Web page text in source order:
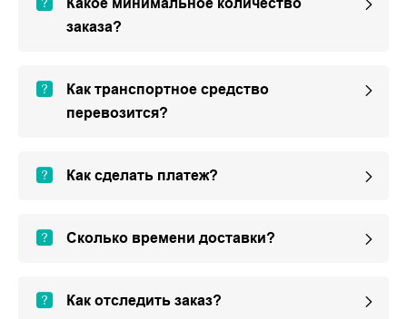
заказа?
Как транспортное средство
перевозится?
Как сделать платеж?
Сколько времени доставки?
Как отследить заказ?